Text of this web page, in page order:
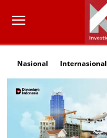
Nasional Internasional